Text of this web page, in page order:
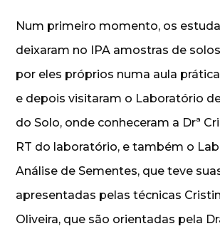
Num primeiro momento, os
deixaram no IPA amostras de
por eles próprios numa aula
e depois visitaram o Laboratório
do Solo, onde conheceram a Drª
RT do laboratório, e também o
Análise de Sementes, que teve
apresentadas pelas técnicas
Oliveira, que são orientadas pela